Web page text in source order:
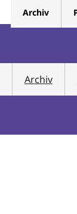
Archiv
Archiv